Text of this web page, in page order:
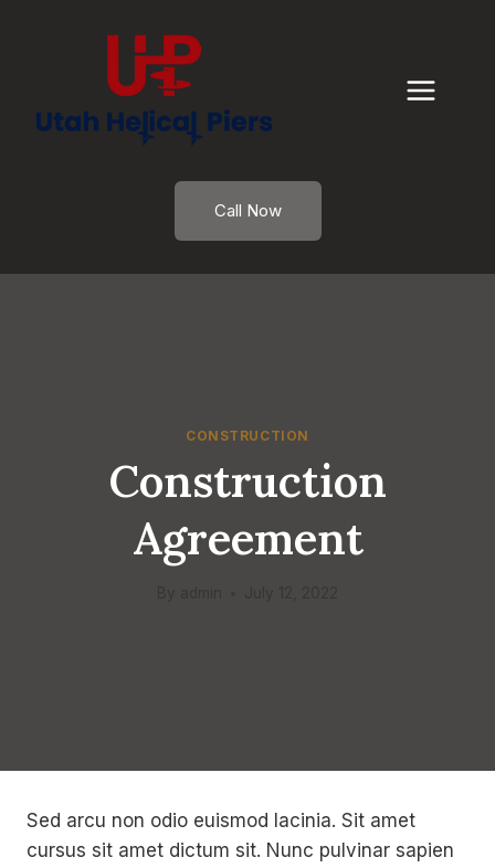
Call Now
CONSTRUCTION
Construction
Agreement
Sed arcu non odio euismod lacinia. Sit amet
cursus sit amet dictum sit. Nunc pulvinar sapien